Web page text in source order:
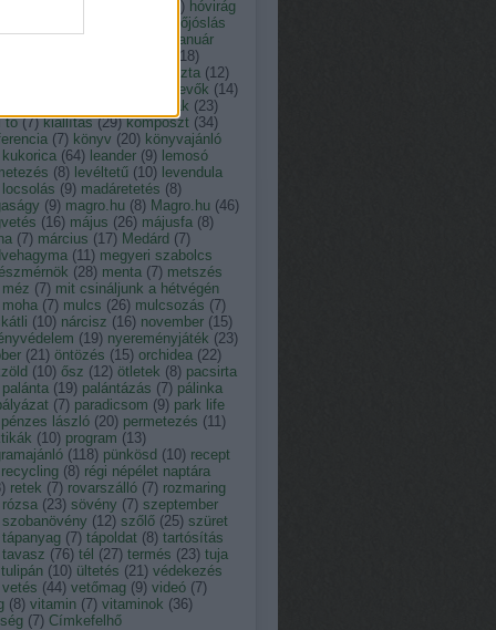
) hóvirág
időjóslás
január
18)
káposzta (12)
kártevők (14)
kerti munkák (23)
tó (7) kiállítás (29) komposzt (34)
(7) könyv (20) könyvajánló
kukorica (64) leander (9) lemosó
(8) levéltetű (10) levendula
locsolás (9) madáretetés (8)
(9) magro.hu (8) Magro.hu (46)
(16) május (26) májusfa (8)
(7) március (17) Medárd (7)
(11) megyeri szabolcs
(28) menta (7) metszés
méz (7) mit csináljunk a hétvégén
moha (7) mulcs (26) mulcsozás (7)
(10) nárcisz (16) november (15)
(19) nyereményjáték (23)
(21) öntözés (15) orchidea (22)
(10) ősz (12) ötletek (8) pacsirta
palánta (19) palántázás (7) pálinka
(7) paradicsom (9) park life
pénzes lászló (20) permetezés (11)
(10) program (13)
(118) pünkösd (10) recept
recycling (8) régi népélet naptára
) retek (7) rovarszálló (7) rozmaring
rózsa (23) sövény (7) szeptember
szobanövény (12) szőlő (25) szüret
tápanyag (7) tápoldat (8) tartósítás
tavasz (76) tél (27) termés (23) tuja
tulipán (10) ültetés (21) védekezés
vetés (44) vetőmag (9) videó (7)
(8) vitamin (7) vitaminok (36)
(7) Címkefelhő